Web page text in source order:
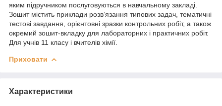
яким підручником послуговуються в навчальному закладі.
Зошит містить приклади розв’язання типових задач, тематичні
тестові завдання, орієнтовні зразки контрольних робіт, а також
окремий зошит-вкладку для лабораторних і практичних робіт.
Для учнів 11 класу і вчителів хімії.
Приховати
Характеристики